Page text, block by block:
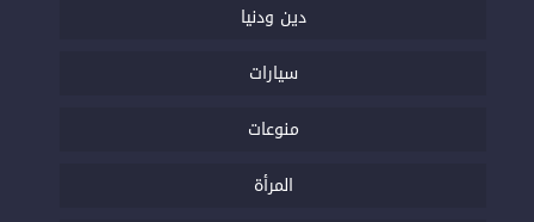
دين ودنيا
سيارات
منوعات
المرأة